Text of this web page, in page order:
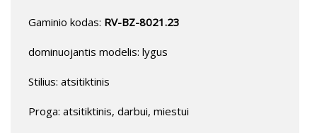
Gaminio kodas: RV-BZ-8021.23
dominuojantis modelis: lygus
Stilius: atsitiktinis
Proga: atsitiktinis, darbui, miestui